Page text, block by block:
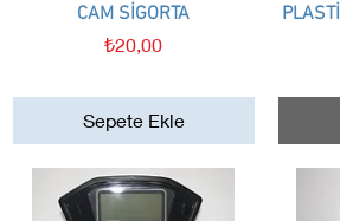
Hızlı Bakış
CAM SİGORTA
Fiyat
₺20,00
Sepete Ekle